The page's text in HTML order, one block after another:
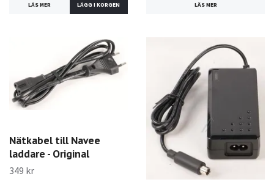
LÄS MER LÄS MER
Nätkabel till Navee
laddare - Original
349 kr